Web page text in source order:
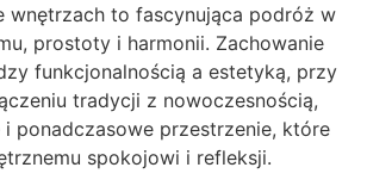
wnętrzach to fascynująca podróż w
prostoty i harmonii. Zachowanie
funkcjonalnością a estetyką, przy
tradycji z nowoczesnością,
ponadczasowe przestrzenie, które
spokojowi i refleksji.